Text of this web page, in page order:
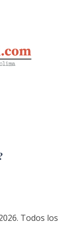
. Todos los